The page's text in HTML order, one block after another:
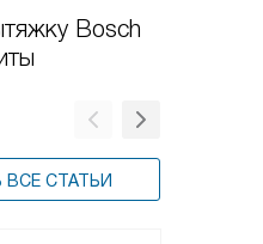
Bosch
СТАТЬИ